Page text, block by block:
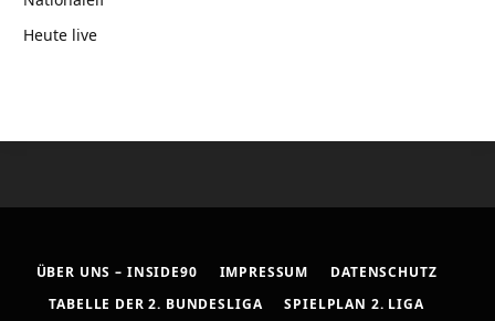
Heute live
ÜBER UNS – INSIDE90 IMPRESSUM
DATENSCHUTZ
TABELLE DER 2. BUNDESLIGA
SPIELPLAN 2. LIGA